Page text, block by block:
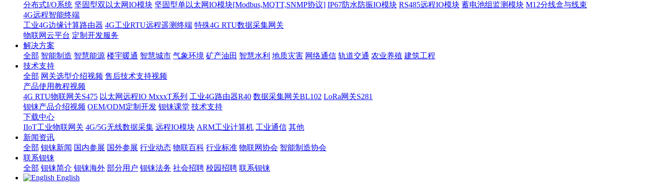
分布式I/O系统 坚固型双以太网IO模块 坚固型单以太网IO模块[Modbus,MQTT,SNMP协议] IP67防水防振IO模块 RS485远程IO模块 蓄电池组监测模块 M12分线盒与线束
4G远程智能终端
工业4G边缘计算路由器 4G工业RTU远程遥测终端 特殊4G RTU数据采集网关
物联网云平台 定制开发服务
解决方案
全部 智能制造 智慧能源 楼宇暖通 智慧城市 气象环境 矿产油田 智慧水利 地质灾害 网络通信 轨道交通 农业养殖 建筑工程
技术支持
全部 网关选型介绍视频 售后技术支持视频
产品使用教程视频
4G RTU物联网关S475 以太网远程IO MxxxT系列 工业4G路由器R40 数据采集网关BL102 LoRa网关S281
钡铼产品介绍视频 OEM/ODM定制开发 钡铼课堂 技术支持
下载中心
IIoT工业物联网关 4G/5G无线数据采集 远程IO模块 ARM工业计算机 工业通信 其他
新闻资讯
全部 钡铼新闻 国内参展 国外参展 行业动态 物联百科 行业标准 物联网协会 智能制造协会
联系钡铼
全部 钡铼简介 钡铼海外 部分用户 钡铼法务 社会招聘 校园招聘 联系钡铼
English